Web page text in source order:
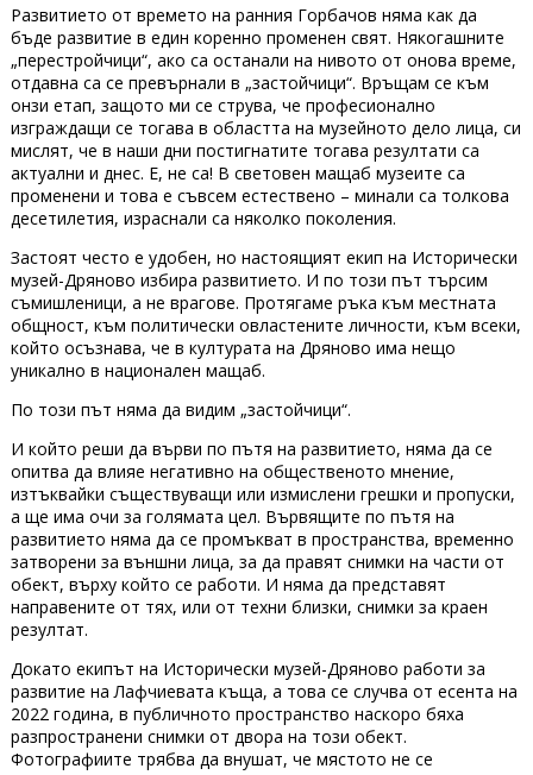
Развитието от времето на ранния Горбачов няма как да
бъде развитие в един коренно променен свят. Някогашните
„перестройчици“, ако са останали на нивото от онова време,
отдавна са се превърнали в „застойчици“. Връщам се към
онзи етап, защото ми се струва, че професионално
изграждащи се тогава в областта на музейното дело лица, си
мислят, че в наши дни постигнатите тогава резултати са
актуални и днес. Е, не са! В световен мащаб музеите са
променени и това е съвсем естествено – минали са толкова
десетилетия, израснали са няколко поколения.
Застоят често е удобен, но настоящият екип на Исторически
музей-Дряново избира развитието. И по този път търсим
съмишленици, а не врагове. Протягаме ръка към местната
общност, към политически овластените личности, към всеки,
който осъзнава, че в културата на Дряново има нещо
уникално в национален мащаб.
По този път няма да видим „застойчици“.
И който реши да върви по пътя на развитието, няма да се
опитва да влияе негативно на общественото мнение,
изтъквайки съществуващи или измислени грешки и пропуски,
а ще има очи за голямата цел. Вървящите по пътя на
развитието няма да се промъкват в пространства, временно
затворени за външни лица, за да правят снимки на части от
обект, върху който се работи. И няма да представят
направените от тях, или от техни близки, снимки за краен
резултат.
Докато екипът на Исторически музей-Дряново работи за
развитие на Лафчиевата къща, а това се случва от есента на
2022 година, в публичното пространство наскоро бяха
разпространени снимки от двора на този обект.
Фотографиите трябва да внушат, че мястото не се